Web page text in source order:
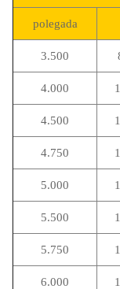
polegada
3.500
4.000
4.500
4.750
5.000
5.500
5.750
6.000